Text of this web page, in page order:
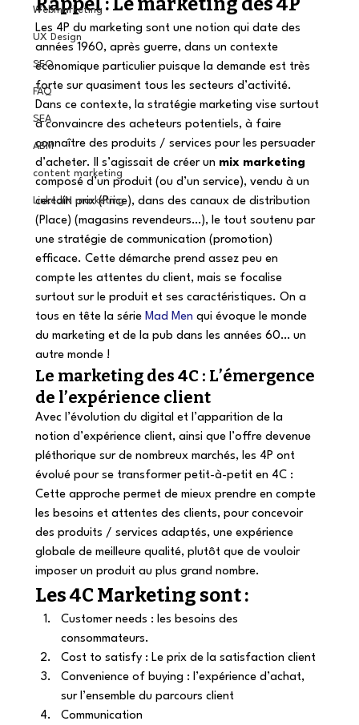
Webmarketing
UX Design
SEO
FAQ
SEA
ABM
content marketing
LinkedIN marketing
Les 4P du marketing sont une notion qui date des
années 1960, après guerre, dans un contexte
économique particulier puisque la demande est très
forte sur quasiment tous les secteurs d’activité.
Dans ce contexte, la stratégie marketing vise surtout
à convaincre des acheteurs potentiels, à faire
connaître des produits / services pour les persuader
d’acheter. Il s’agissait de créer un mix marketing
composé d’un produit (ou d’un service), vendu à un
certain prix (Price), dans des canaux de distribution
(Place) (magasins revendeurs…), le tout soutenu par
une stratégie de communication (promotion)
efficace. Cette démarche prend assez peu en
compte les attentes du client, mais se focalise
surtout sur le produit et ses caractéristiques. On a
tous en tête la série Mad Men qui évoque le monde
du marketing et de la pub dans les années 60… un
autre monde !
Le marketing des 4C : L’émergence
de l’expérience client
Avec l’évolution du digital et l’apparition de la
notion d’expérience client, ainsi que l’offre devenue
pléthorique sur de nombreux marchés, les 4P ont
évolué pour se transformer petit-à-petit en 4C :
Cette approche permet de mieux prendre en compte
les besoins et attentes des clients, pour concevoir
des produits / services adaptés, une expérience
globale de meilleure qualité, plutôt que de vouloir
imposer un produit au plus grand nombre.
Les 4C Marketing sont :
Customer needs : les besoins des
consommateurs.
Cost to satisfy : Le prix de la satisfaction client
Convenience of buying : l’expérience d’achat,
sur l’ensemble du parcours client
Communication